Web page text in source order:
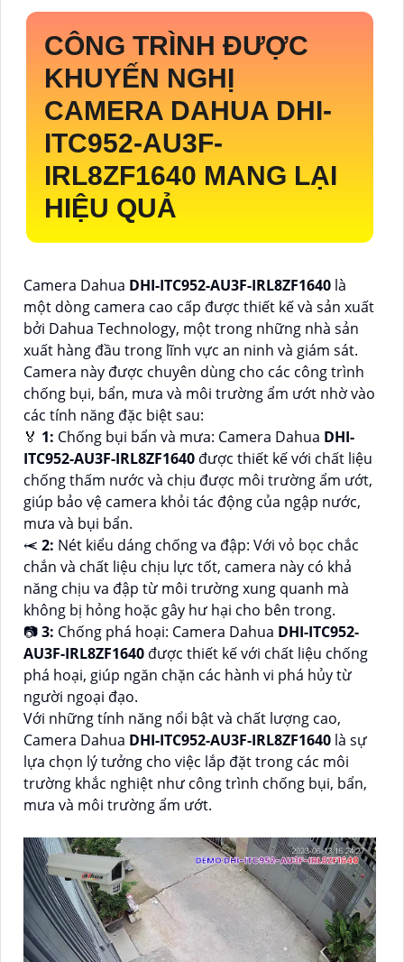
CÔNG TRÌNH ĐƯỢC
KHUYẾN NGHỊ
CAMERA DAHUA DHI-
ITC952-AU3F-
IRL8ZF1640 MANG LẠI
HIỆU QUẢ
Camera Dahua DHI-ITC952-AU3F-IRL8ZF1640 là
một dòng camera cao cấp được thiết kế và sản xuất
bởi Dahua Technology, một trong những nhà sản
xuất hàng đầu trong lĩnh vực an ninh và giám sát.
Camera này được chuyên dùng cho các công trình
chống bụi, bẩn, mưa và môi trường ẩm ướt nhờ vào
các tính năng đặc biệt sau:
️🏅 1: Chống bụi bẩn và mưa: Camera Dahua DHI-
ITC952-AU3F-IRL8ZF1640 được thiết kế với chất liệu
chống thấm nước và chịu được môi trường ẩm ướt,
giúp bảo vệ camera khỏi tác động của ngập nước,
mưa và bụi bẩn.
⥷ 2: Nét kiểu dáng chống va đập: Với vỏ bọc chắc
chắn và chất liệu chịu lực tốt, camera này có khả
năng chịu va đập từ môi trường xung quanh mà
không bị hỏng hoặc gây hư hại cho bên trong.
📷3: Chống phá hoại: Camera Dahua DHI-ITC952-
AU3F-IRL8ZF1640 được thiết kế với chất liệu chống
phá hoại, giúp ngăn chặn các hành vi phá hủy từ
người ngoại đạo.
Với những tính năng nổi bật và chất lượng cao,
Camera Dahua DHI-ITC952-AU3F-IRL8ZF1640 là sự
lựa chọn lý tưởng cho việc lắp đặt trong các môi
trường khắc nghiệt như công trình chống bụi, bẩn,
mưa và môi trường ẩm ướt.